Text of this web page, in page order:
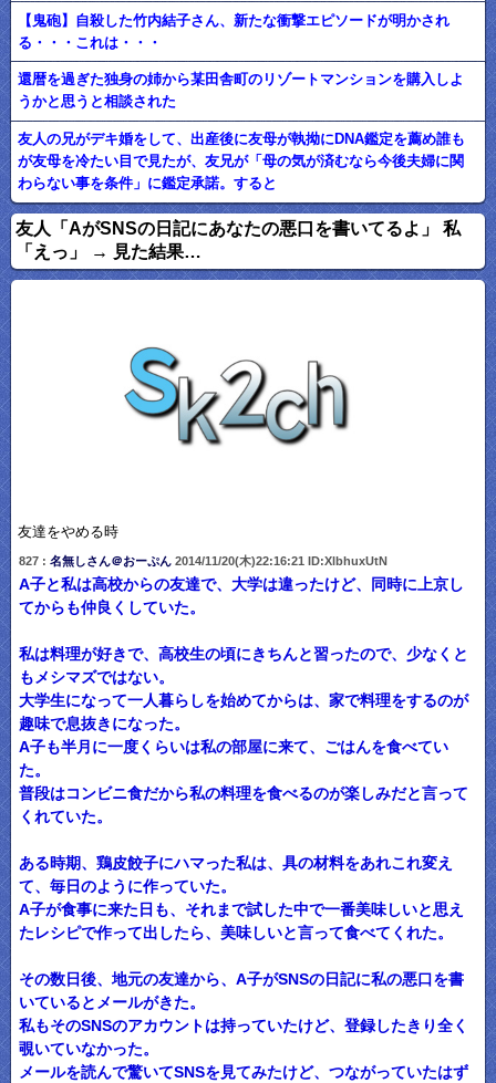
【鬼砲】自殺した竹内結子さん、新たな衝撃エピソードが明かされ
る・・・これは・・・
還暦を過ぎた独身の姉から某田舎町のリゾートマンションを購入しよ
うかと思うと相談された
友人の兄がデキ婚をして、出産後に友母が執拗にDNA鑑定を薦め誰も
が友母を冷たい目で見たが、友兄が「母の気が済むなら今後夫婦に関
わらない事を条件」に鑑定承諾。すると
友人「AがSNSの日記にあなたの悪口を書いてるよ」 私
「えっ」 → 見た結果…
友達をやめる時
827 : 名無しさん＠おーぷん2014/11/20(木)22:16:21 ID:XlbhuxUtN
A子と私は高校からの友達で、大学は違ったけど、同時に上京し
てからも仲良くしていた。
私は料理が好きで、高校生の頃にきちんと習ったので、少なくと
もメシマズではない。
大学生になって一人暮らしを始めてからは、家で料理をするのが
趣味で息抜きになった。
A子も半月に一度くらいは私の部屋に来て、ごはんを食べてい
た。
普段はコンビニ食だから私の料理を食べるのが楽しみだと言って
くれていた。
ある時期、鶏皮餃子にハマった私は、具の材料をあれこれ変え
て、毎日のように作っていた。
A子が食事に来た日も、それまで試した中で一番美味しいと思え
たレシピで作って出したら、美味しいと言って食べてくれた。
その数日後、地元の友達から、A子がSNSの日記に私の悪口を書
いているとメールがきた。
私もそのSNSのアカウントは持っていたけど、登録したきり全く
覗いていなかった。
メールを読んで驚いてSNSを見てみたけど、つながっていたはず